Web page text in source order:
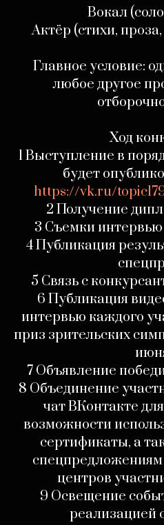
Вокал
Актёр (стихи,
Главное условие:
любое другое
Ход
1 Выступление в
будет
https://vk.ru/
2 Получение
3 Съемки интервью
4 Публикация
5 Связь с
6 Публикация
интервью каждого
приз зрительских
7 Объявление
8 Объединение
чат ВКонтакте
возможности
сертификаты, а
центров
9 Освещение
реализацией